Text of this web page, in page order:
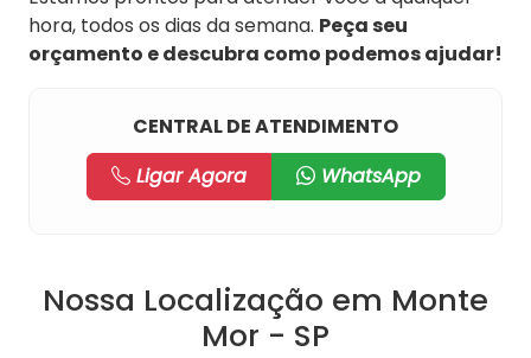
hora, todos os dias da semana. Peça seu
orçamento e descubra como podemos ajudar!
CENTRAL DE ATENDIMENTO
Ligar Agora
WhatsApp
Nossa Localização em Monte
Mor - SP